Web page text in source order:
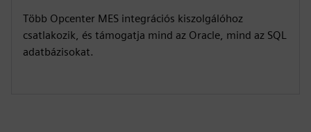
Több Opcenter MES integrációs kiszolgálóhoz
csatlakozik, és támogatja mind az Oracle, mind az SQL
adatbázisokat.